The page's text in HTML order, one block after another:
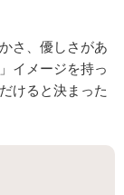
さ、優しさがあ
イメージを持っ
けると決まった